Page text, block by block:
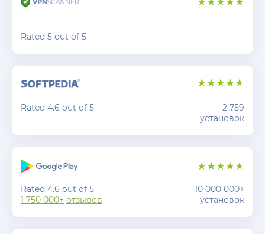
Rated 5 out of 5
Rated 4.6 out of 5
2 759
установок
Rated 4.6 out of 5
1 750 000+ отзывов
10 000 000+
установок